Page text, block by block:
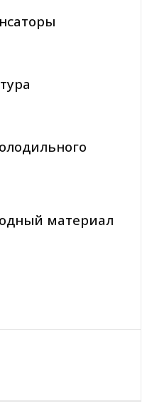
материал